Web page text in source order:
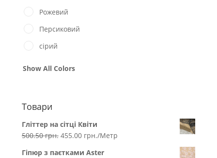
Рожевий
Персиковий
сірий
Show All Colors
Товари
Гліттер на сітці Квіти
500.50грн. 455.00 грн./Метр
Гіпюр з паєтками Aster